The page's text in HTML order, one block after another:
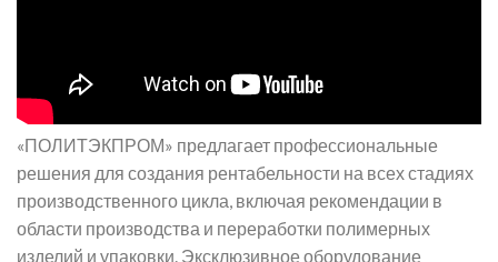
«ПОЛИТЭКПРОМ» предлагает профессиональные
решения для создания рентабельности на всех стадиях
производственного цикла, включая рекомендации в
области производства и переработки полимерных
изделий и упаковки. Эксклюзивное оборудование